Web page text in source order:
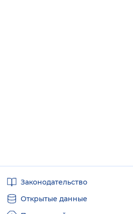
ссылкиЗаконодательство
Открытые данные